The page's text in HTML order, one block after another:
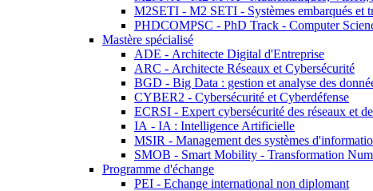
M2SETI - M2 SETI - Systèmes embarqués et
PHDCOMPSC - PhD Track - Computer
Mastère spécialisé
ADE - Architecte Digital d'Entreprise
ARC - Architecte Réseaux et Cybersécurité
BGD - Big Data : gestion et analyse des
CYBER2 - Cybersécurité et Cyberdéfense
ECRSI - Expert cybersécurité des réseaux et
IA - IA : Intelligence Artificielle
MSIR - Management des systèmes
SMOB - Smart Mobility - Transformation
Programme d'échange
PEI - Echange international non diplomant